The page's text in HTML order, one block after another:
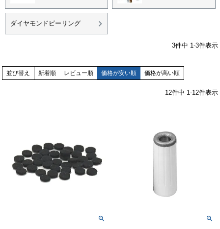
ダイヤモンドピーリング
3件中 1-3件表示
並び替え 新着順 レビュー順 価格が安い順 価格が高い順
12件中 1-12件表示